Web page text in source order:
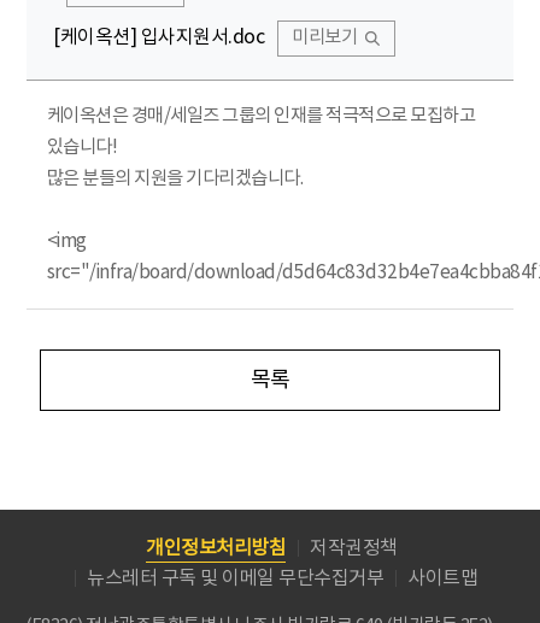
[케이옥션] 입사지원서.doc 미리보기
케이옥션은 경매/세일즈 그룹의 인재를 적극적으로 모집하고
있습니다!
많은 분들의 지원을 기다리겠습니다.
<img
src="/infra/board/download/
목록
개인정보처리방침
저작권정책
뉴스레터 구독 및 이메일 무단수집거부
사이트맵